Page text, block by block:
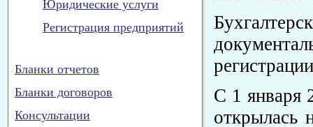
Юридические услуги
Регистрация предприятий
Бланки отчетов
Бланки договоров
Консультации
С 1 января
открылась